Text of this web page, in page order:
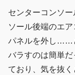
使い方をしてた
（YAMAZAKI Ryu
センターコンソ
ソール後端のエ
パネルを外し……
バラすのは簡単
ており、気を抜